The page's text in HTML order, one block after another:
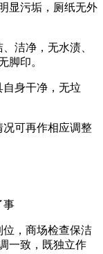
显污垢，厕纸无外
洁净，无水渍、
脚印。
身干净，无垃
可再作相应调整
事
，商场检查保洁
一致，既独立作